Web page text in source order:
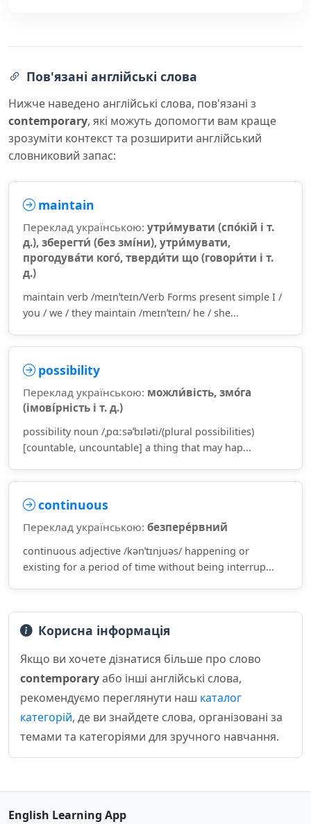
Пов'язані англійські слова
Нижче наведено англійські слова, пов'язані з
contemporary, які можуть допомогти вам краще
зрозуміти контекст та розширити англійський
словниковий запас:
maintain
Переклад українською: утри́мувати (спо́кій і т.
д.), зберегти́ (без змі́ни), утри́мувати,
прогодува́ти кого́, тверди́ти що (говори́ти і т.
д.)
maintain verb /meɪnˈteɪn/Verb Forms present simple I /
you / we / they maintain /meɪnˈteɪn/ he / she...
possibility
Переклад українською: можли́вість, змо́га
(імові́рність і т. д.)
possibility noun /ˌpɑːsəˈbɪləti/(plural possibilities)
[countable, uncountable] a thing that may hap...
continuous
Переклад українською: безпере́рвний
continuous adjective /kənˈtɪnjuəs/ happening or
existing for a period of time without being interrup...
Корисна інформація
Якщо ви хочете дізнатися більше про слово
contemporaryабо інші англійські слова,
рекомендуємо переглянути наш каталог
категорій, де ви знайдете слова, організовані за
темами та категоріями для зручного навчання.
English Learning App